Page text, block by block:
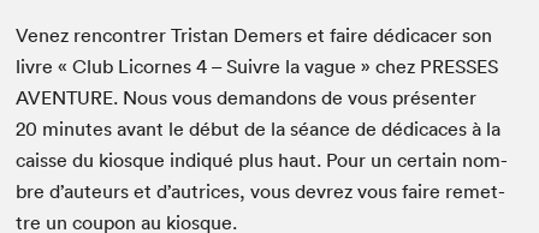
Venez ren­con­tr­er Tris­tan Demers et faire dédi­cac­er son
livre « Club Licornes4 – Suiv­re la vague » chez PRESS­ES
AVEN­TURE. Nous vous deman­dons de vous présen­ter
20 min­utes avant le début de la séance de dédi­caces à la
caisse du kiosque indiqué plus haut. Pour un cer­tain nom­
bre d’auteurs et d’autrices, vous devrez vous faire remet­
tre un coupon au kiosque.